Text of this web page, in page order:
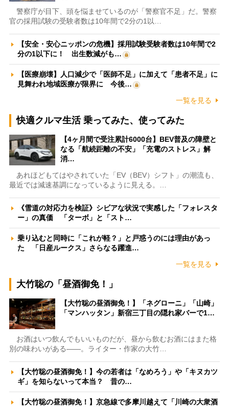
警察庁が目下、頭を悩ませているのが「警察官不足」だ。警察
官の採用試験の受験者数は10年間で2分の1以…
【安全・安心ニッポンの危機】採用試験受験者数は10年間で2
分の1以下に！ 出生数減がも…
【医療崩壊】人口減少で「医師不足」に加えて「患者不足」に
見舞われ地域医療が限界に 今後…
一覧を見る
快適クルマ生活 乗ってみた、使ってみた
【4ヶ月間で受注累計6000台】BEV普及の障壁と
なる「航続距離の不安」「充電のストレス」解
消…
あれほどもてはやされていた「EV（BEV）シフト」の潮流も、
最近では減速基調になっているように見える。…
《雪道の対応力を検証》シビアな状況で実感した「フォレスタ
ー」の真価 「ターボ」と「スト…
乗り込むと同時に「これが軽？」と戸惑うのには理由があっ
た 「日産ルークス」さらなる躍進…
一覧を見る
大竹聡の「昼酒御免！」
【大竹聡の昼酒御免！】「ネグローニ」「山崎」
「マンハッタン」新宿三丁目の隠れ家バーで1…
お酒はいつ飲んでもいいものだが、昼から飲むお酒にはまた格
別の味わいがある――。ライター・作家の大竹…
【大竹聡の昼酒御免！】今の若者は「なめろう」や「キヌカツ
ギ」を知らないって本当？ 昔の…
【大竹聡の昼酒御免！】京急線で多摩川越えて「川崎の大衆酒